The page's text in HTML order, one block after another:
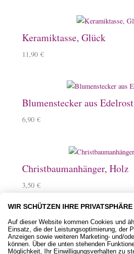
Keramiktasse, Glück
11,90 €
Blumenstecker aus Edelrost
6,90 €
Christbaumanhänger, Holz
3,50 €
Magnet aus Holz
2,50€–3,50€